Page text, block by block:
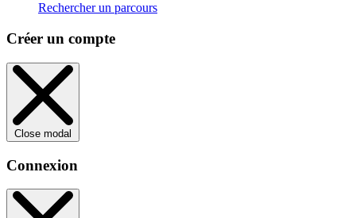
Rechercher un parcours
Créer un compte
Close modal
Connexion